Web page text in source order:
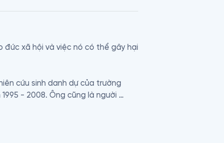
đức xã hội và việc nó có thể gây hại
cứu sinh danh dự của trường
- 2008. Ông cũng là người
phẩm làm nên tên tuổi của ông,
Đế (năm 2006)…